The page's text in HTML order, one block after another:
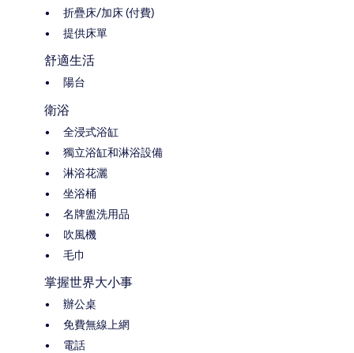
折疊床/加床 (付費)
提供床單
舒適生活
陽台
衛浴
全浸式浴缸
獨立浴缸和淋浴設備
淋浴花灑
坐浴桶
名牌盥洗用品
吹風機
毛巾
掌握世界大小事
辦公桌
免費無線上網
電話